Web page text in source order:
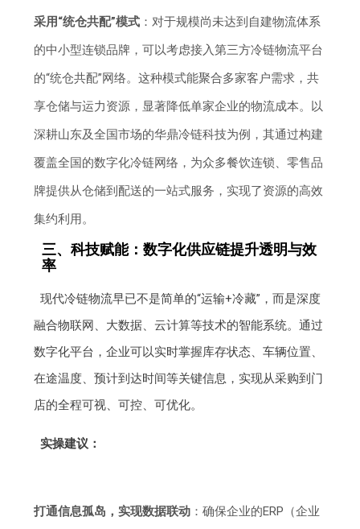
采用“统仓共配”模式 ：对于规模尚未达到自建物流体系
的中小型连锁品牌，可以考虑接入第三方冷链物流平台
的“统仓共配”网络。这种模式能聚合多家客户需求，共
享仓储与运力资源，显著降低单家企业的物流成本。以
深耕山东及全国市场的华鼎冷链科技为例，其通过构建
覆盖全国的数字化冷链网络，为众多餐饮连锁、零售品
牌提供从仓储到配送的一站式服务，实现了资源的高效
集约利用。
三、科技赋能：数字化供应链提升透明与效
率
现代冷链物流早已不是简单的“运输+冷藏”，而是深度
融合物联网、大数据、云计算等技术的智能系统。通过
数字化平台，企业可以实时掌握库存状态、车辆位置、
在途温度、预计到达时间等关键信息，实现从采购到门
店的全程可视、可控、可优化。
实操建议：
打通信息孤岛，实现数据联动 ：确保企业的ERP（企业